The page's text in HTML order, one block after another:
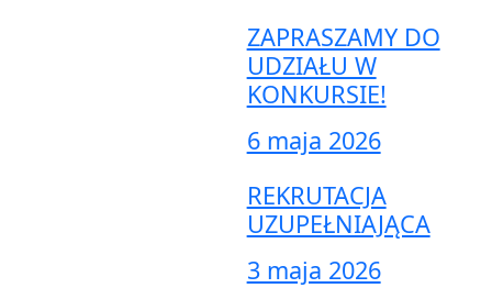
ZAPRASZAMY DO
UDZIAŁU W
KONKURSIE!
6 maja 2026
REKRUTACJA
UZUPEŁNIAJĄCA
3 maja 2026